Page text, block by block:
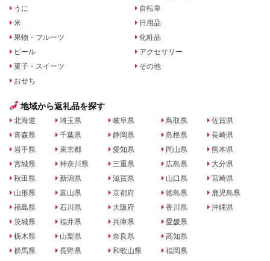
うに
米
果物・フルーツ
ビール
菓子・スイーツ
おせち
自転車
日用品
化粧品
アクセサリー
その他
地域から返礼品を探す
北海道
青森県
岩手県
宮城県
秋田県
山形県
福島県
茨城県
栃木県
群馬県
埼玉県
千葉県
東京都
神奈川県
新潟県
富山県
石川県
福井県
山梨県
長野県
岐阜県
静岡県
愛知県
三重県
滋賀県
京都府
大阪府
兵庫県
奈良県
和歌山県
鳥取県
島根県
岡山県
広島県
山口県
徳島県
香川県
愛媛県
高知県
福岡県
佐賀県
長崎県
熊本県
大分県
宮崎県
鹿児島県
沖縄県